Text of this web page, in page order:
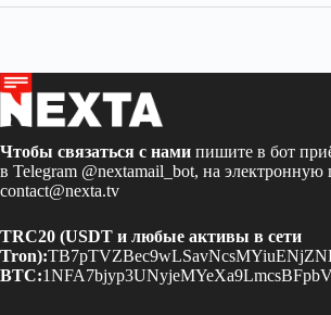
Чтобы связаться с нами пишите в бот
в Telegram @nextamail_bot, на электронную
contact@nexta.tv
TRC20 (USDT и любые активы в сети
Tron):
BTC: